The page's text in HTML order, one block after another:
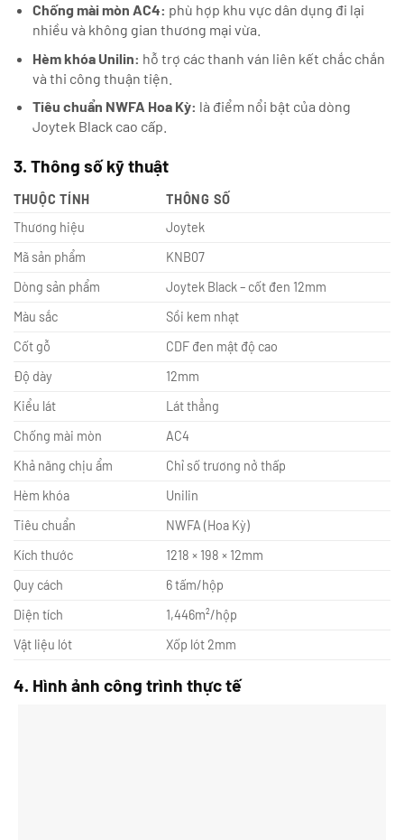
Chống mài mòn AC4: phù hợp khu vực dân dụng đi lại
nhiều và không gian thương mại vừa.
Hèm khóa Unilin: hỗ trợ các thanh ván liên kết chắc chắn
và thi công thuận tiện.
Tiêu chuẩn NWFA Hoa Kỳ: là điểm nổi bật của dòng
Joytek Black cao cấp.
3. Thông số kỹ thuật
THUỘC TÍNH
THÔNG SỐ
Thương hiệu
Joytek
Mã sản phẩm
KNB07
Dòng sản phẩm
Joytek Black – cốt đen 12mm
Màu sắc
Sồi kem nhạt
Cốt gỗ
CDF đen mật độ cao
Độ dày
12mm
Kiểu lát
Lát thẳng
Chống mài mòn
AC4
Khả năng chịu ẩm
Chỉ số trương nở thấp
Hèm khóa
Unilin
Tiêu chuẩn
NWFA (Hoa Kỳ)
Kích thước
1218 × 198 × 12mm
Quy cách
6 tấm/hộp
Diện tích
1,446m²/hộp
Vật liệu lót
Xốp lót 2mm
4. Hình ảnh công trình thực tế